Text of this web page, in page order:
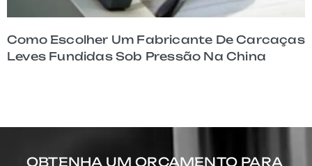
Como O MES Melhora A Rastreabilidade
Para Peças Fundidas Sob Pressão De